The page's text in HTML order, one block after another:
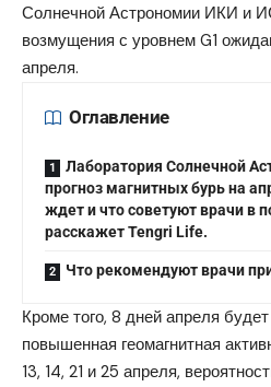
Солнечной Астрономии ИКИ и
возмущения с уровнем G1
апреля.
Оглавление
Лаборатория Cолнечной
прогноз магнитных бурь на
ждет и что советуют врачи в
расскажет Tengri Life.
Что рекомендуют врачи
Кроме того, 8 дней апреля
повышенная геомагнитная
13, 14, 21 и 25 апреля,